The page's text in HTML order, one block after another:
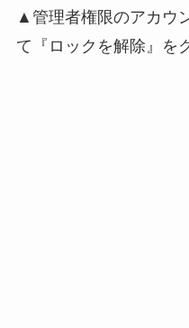
▲管理者権限のアカウ
て『ロックを解除』を